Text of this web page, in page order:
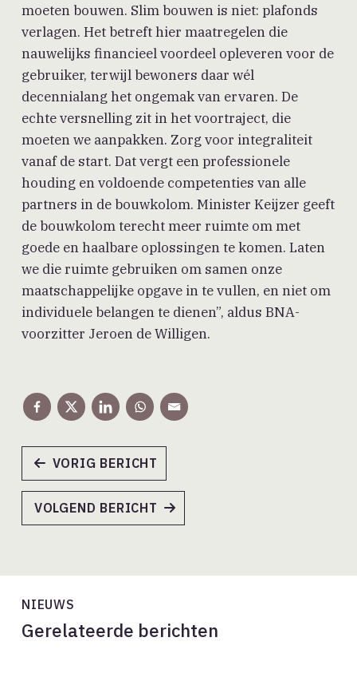
moeten bouwen. Slim bouwen is niet: plafonds
verlagen. Het betreft hier maatregelen die
nauwelijks financieel voordeel opleveren voor de
gebruiker, terwijl bewoners daar wél
decennialang het ongemak van ervaren. De
echte versnelling zit in het voortraject, die
moeten we aanpakken. Zorg voor integraliteit
vanaf de start. Dat vergt een professionele
houding en voldoende competenties van alle
partners in de bouwkolom. Minister Keijzer geeft
de bouwkolom terecht meer ruimte om met
goede en haalbare oplossingen te komen. Laten
we die ruimte gebruiken om samen onze
maatschappelijke opgave in te vullen, en niet om
individuele belangen te dienen”, aldus BNA-
voorzitter Jeroen de Willigen.
VORIG BERICHT
VOLGEND BERICHT
NIEUWS
Gerelateerde berichten